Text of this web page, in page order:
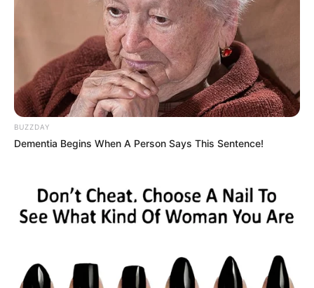
BUZZDAY
Dementia Begins When A Person Says This Sentence!